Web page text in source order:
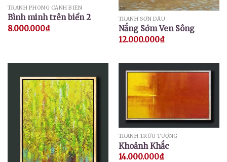
TRANH PHONG CẢNH BIỂN
Bình minh trên biển 2
8.000.000₫
TRANH SƠN DẦU
Nắng Sớm Ven Sông
12.000.000₫
TRANH TRỪU TƯỢNG
Khoảnh Khắc
14.000.000₫